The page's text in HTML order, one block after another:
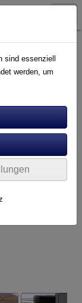
sind essenziell
werden, um